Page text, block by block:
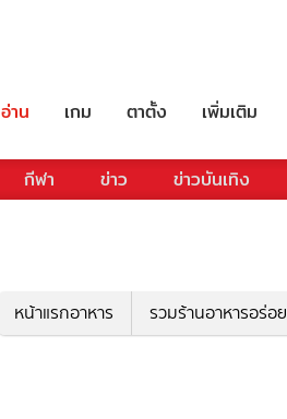
อ่าน เกม ตาตั้ง เพิ่มเติม
กีฬา ข่าว ข่าวบันเทิง
หน้าแรกอาหาร รวมร้านอาหารอร่อย